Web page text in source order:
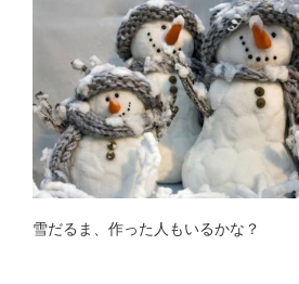
雪だるま、作った人もいるかな？